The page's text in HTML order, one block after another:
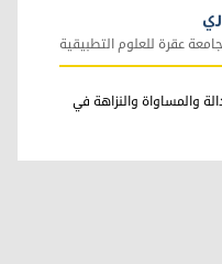
عقرة للعلوم التطبيقية
والمساواة والنزاهة في